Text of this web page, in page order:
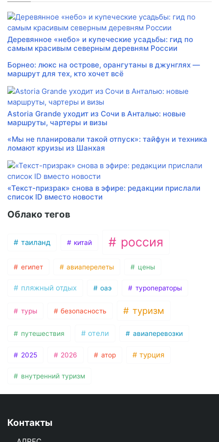
Деревянное «небо» и купеческие усадьбы: гид по
самым красивым северным деревням России
Борнео: люкс на острове, орангутаны в джунглях —
маршрут для тех, кто хочет всё
Astoria Grande уходит из Сочи в Анталью: новые
маршруты, чартеры и визы
«Мы не планировали такой отпуск»: тайфун и техника
ломают круизы из Шанхая
«Текст-призрак» снова в эфире: редакции прислали
список ID вместо новости
Облако тегов
таиланд китай россия
египет авиаперелеты цены
пляжный отдых оаэ туроператоры
туры безопасность туризм
путешествия отели авиаперевозки
2025 2026 атор турция
внутренний туризм
Контакты